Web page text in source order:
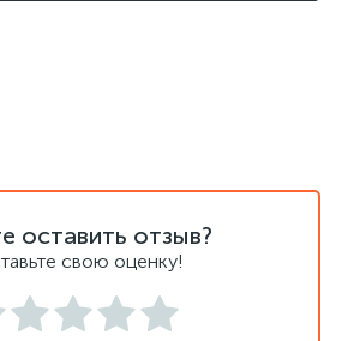
оставить отзыв?
свою оценку!